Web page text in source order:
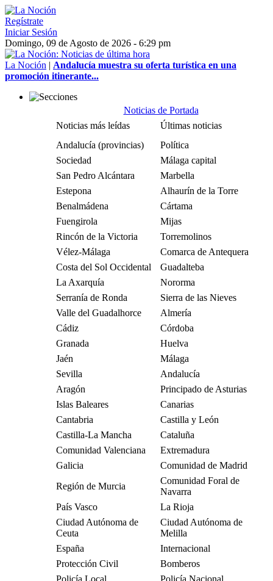
Regístrate
Iniciar Sesión
Domingo, 09 de Agosto de 2026 - 6:29 pm
La Noción | Andalucía muestra su oferta turística en una
promoción itinerante...
Noticias de Portada
Noticias más leídas
Últimas noticias
Andalucía (provincias)
Política
Sociedad
Málaga capital
San Pedro Alcántara
Marbella
Estepona
Alhaurín de la Torre
Benalmádena
Cártama
Fuengirola
Mijas
Rincón de la Victoria
Torremolinos
Vélez-Málaga
Comarca de Antequera
Costa del Sol Occidental
Guadalteba
La Axarquía
Nororma
Serranía de Ronda
Sierra de las Nieves
Valle del Guadalhorce
Almería
Cádiz
Córdoba
Granada
Huelva
Jaén
Málaga
Sevilla
Andalucía
Aragón
Principado de Asturias
Islas Baleares
Canarias
Cantabria
Castilla y León
Castilla-La Mancha
Cataluña
Comunidad Valenciana
Extremadura
Galicia
Comunidad de Madrid
Región de Murcia
Comunidad Foral de
Navarra
País Vasco
La Rioja
Ciudad Autónoma de
Ceuta
Ciudad Autónoma de
Melilla
España
Internacional
Protección Civil
Bomberos
Policía Local
Policía Nacional